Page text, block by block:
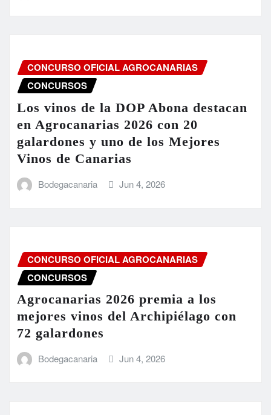
CONCURSO OFICIAL AGROCANARIAS
CONCURSOS
Los vinos de la DOP Abona destacan
en Agrocanarias 2026 con 20
galardones y uno de los Mejores
Vinos de Canarias
Bodegacanaria Jun 4, 2026
CONCURSO OFICIAL AGROCANARIAS
CONCURSOS
Agrocanarias 2026 premia a los
mejores vinos del Archipiélago con
72 galardones
Bodegacanaria Jun 4, 2026